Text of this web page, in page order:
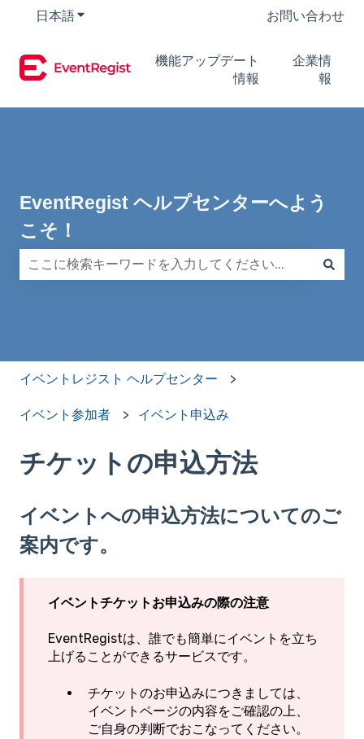
日本語翻訳のサブメニューを表示 お問い合わせ
機能アップデート
情報
企業情
報
EventRegist ヘルプセンターへよう
こそ！
イベントレジスト ヘルプセンター
イベント参加者 イベント申込み
チケットの申込方法
イベントへの申込方法についてのご
案内です。
イベントチケットお申込みの際の注意
EventRegistは、誰でも簡単にイベントを立ち
上げることができるサービスです。
チケットのお申込みにつきましては、
イベントページの内容をご確認の上、
ご自身の判断でおこなってください。